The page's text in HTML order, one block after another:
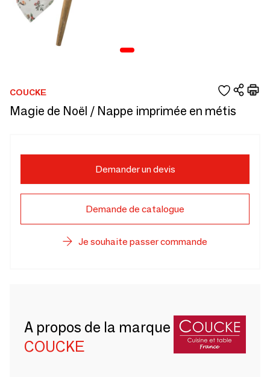
COUCKE
Magie de Noël / Nappe imprimée en métis
Demander un devis
Demande de catalogue
Je souhaite passer commande
A propos de la marque
COUCKE